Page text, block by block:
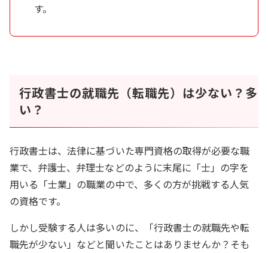
す。
行政書士の就職先（転職先）は少ない？多
い？
行政書士は、法律に基づいた専門資格の取得が必要な職
業で、弁護士、弁理士などのように末尾に「士」の字を
用いる「士業」の職業の中で、多くの方が挑戦する人気
の資格です。
しかし受験する人は多いのに、「行政書士の就職先や転
職先が少ない」などと聞いたことはありませんか？そも